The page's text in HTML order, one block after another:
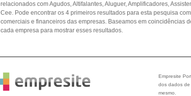
relacionados com Agudos, Altifalantes, Aluguer, Amplificadores,
Cee. Pode encontrar os 4 primeiros resultados para esta pesquisa
comerciais e financeiros das empresas. Baseamos em coincidências
cada empresa para mostrar esses resultados.
Empresite
dos dados de
mesmo.